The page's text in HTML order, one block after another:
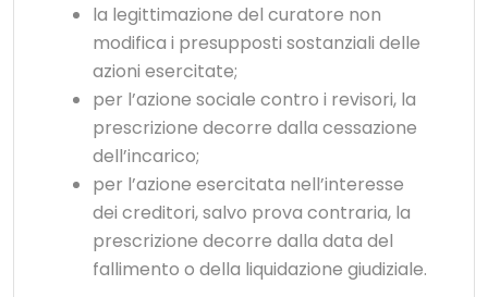
la legittimazione del curatore non
modifica i presupposti sostanziali delle
azioni esercitate;
per l’azione sociale contro i revisori, la
prescrizione decorre dalla cessazione
dell’incarico;
per l’azione esercitata nell’interesse
dei creditori, salvo prova contraria, la
prescrizione decorre dalla data del
fallimento o della liquidazione giudiziale.